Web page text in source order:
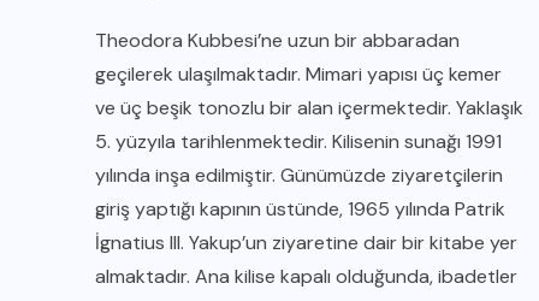
Theodora Kubbesi’ne uzun bir abbaradan
geçilerek ulaşılmaktadır. Mimari yapısı üç kemer
ve üç beşik tonozlu bir alan içermektedir. Yaklaşık
5. yüzyıla tarihlenmektedir. Kilisenin sunağı 1991
yılında inşa edilmiştir. Günümüzde ziyaretçilerin
giriş yaptığı kapının üstünde, 1965 yılında Patrik
İgnatius III. Yakup’un ziyaretine dair bir kitabe yer
almaktadır. Ana kilise kapalı olduğunda, ibadetler